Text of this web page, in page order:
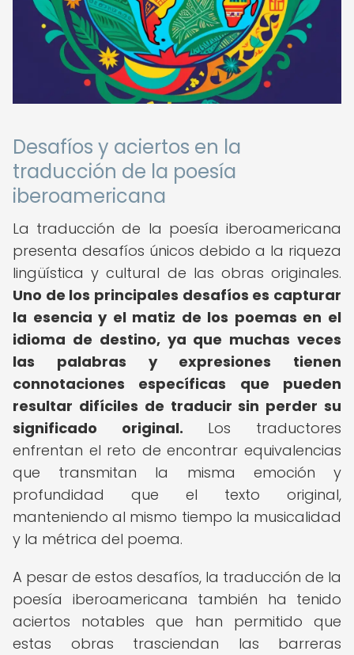
Desafíos y aciertos en la
traducción de la poesía
iberoamericana
La traducción de la poesía iberoamericana
presenta desafíos únicos debido a la riqueza
lingüística y cultural de las obras originales.
Uno de los principales desafíos es capturar
la esencia y el matiz de los poemas en el
idioma de destino, ya que muchas veces
las palabras y expresiones tienen
connotaciones específicas que pueden
resultar difíciles de traducir sin perder su
significado original. Los traductores
enfrentan el reto de encontrar equivalencias
que transmitan la misma emoción y
profundidad que el texto original,
manteniendo al mismo tiempo la musicalidad
y la métrica del poema.
A pesar de estos desafíos, la traducción de la
poesía iberoamericana también ha tenido
aciertos notables que han permitido que
estas obras trasciendan las barreras